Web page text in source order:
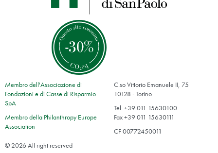
Membro dell'Associazione di
Fondazioni e di Casse di Risparmio
SpA
Membro della Philanthropy Europe
Association
C.so Vittorio Emanuele II, 75
10128 - Torino
Tel. +39 011 15630100
Fax +39 011 15630111
CF 00772450011
© 2026 All right reserved